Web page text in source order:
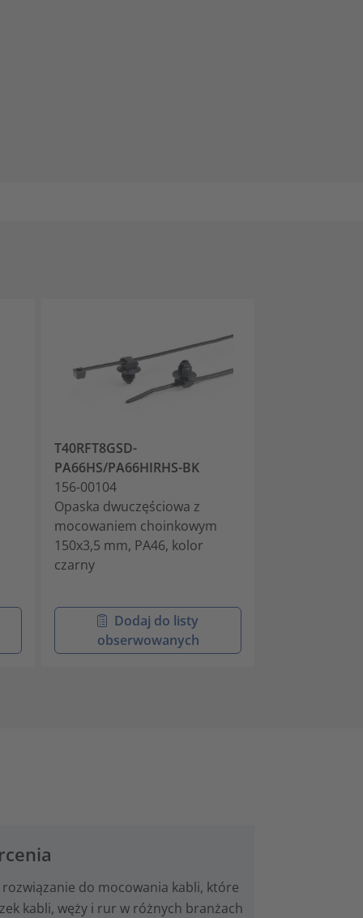
T40RFT8GSD-
PA66HS/PA66HIRHS-BK
156-00104
Opaska dwuczęściowa z
mocowaniem choinkowym
150x3,5 mm, PA46, kolor
czarny
Dodaj do listy
obserwowanych
do mocowania kabli, które
kabli, węży i rur w różnych branżach